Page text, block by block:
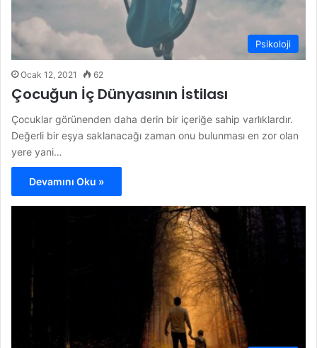
Psikoloji
Ocak 12, 2021 62
Çocuğun İç Dünyasının İstilası
Çocuklar görünenden daha derin bir içeriğe sahip varlıklardır.
Değerli bir eşya saklanacağı zaman onu bulunması en zor olan
yere yani…
Devamını Oku »